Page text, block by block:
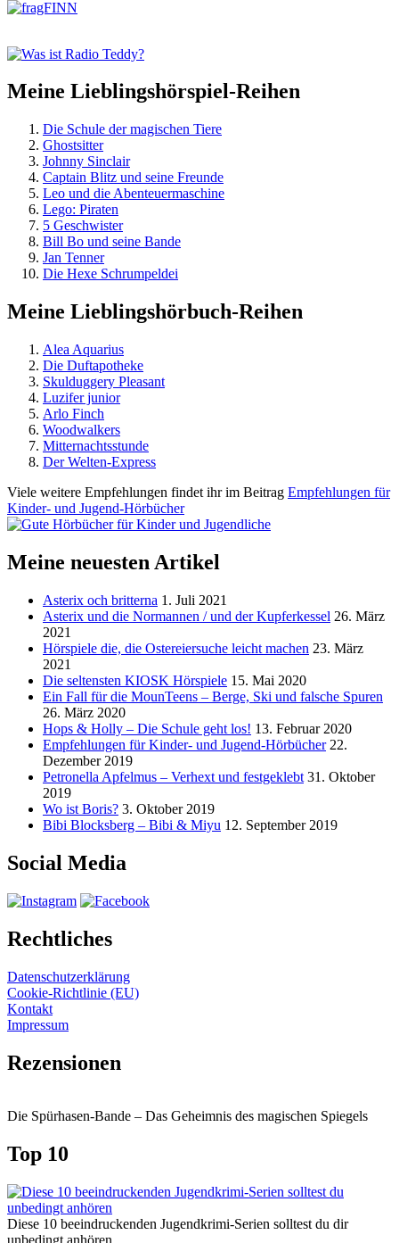
Meine Lieblingshörspiel-Reihen
Die Schule der magischen Tiere
Ghostsitter
Johnny Sinclair
Captain Blitz und seine Freunde
Leo und die Abenteuermaschine
Lego: Piraten
5 Geschwister
Bill Bo und seine Bande
Jan Tenner
Die Hexe Schrumpeldei
Meine Lieblingshörbuch-Reihen
Alea Aquarius
Die Duftapotheke
Skulduggery Pleasant
Luzifer junior
Arlo Finch
Woodwalkers
Mitternachtsstunde
Der Welten-Express
Viele weitere Empfehlungen findet ihr im Beitrag Empfehlungen für
Kinder- und Jugend-Hörbücher
Meine neuesten Artikel
Asterix och britterna 1. Juli 2021
Asterix und die Normannen / und der Kupferkessel 26. März
2021
Hörspiele die, die Ostereiersuche leicht machen 23. März
2021
Die seltensten KIOSK Hörspiele 15. Mai 2020
Ein Fall für die MounTeens – Berge, Ski und falsche Spuren
26. März 2020
Hops & Holly – Die Schule geht los! 13. Februar 2020
Empfehlungen für Kinder- und Jugend-Hörbücher 22.
Dezember 2019
Petronella Apfelmus – Verhext und festgeklebt 31. Oktober
2019
Wo ist Boris? 3. Oktober 2019
Bibi Blocksberg – Bibi & Miyu 12. September 2019
Social Media
Rechtliches
Datenschutzerklärung
Cookie-Richtlinie (EU)
Kontakt
Impressum
Rezensionen
Die Spürhasen-Bande – Das Geheimnis des magischen Spiegels
Top 10
Diese 10 beeindruckenden Jugendkrimi-Serien solltest du dir